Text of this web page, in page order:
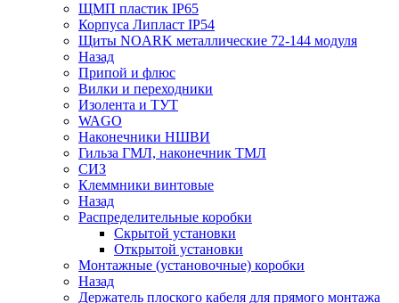
ЩМП пластик IP65
Корпуса Липласт IP54
Щиты NOARK металлические 72-144 модуля
Назад
Припой и флюс
Вилки и переходники
Изолента и ТУТ
WAGO
Наконечники НШВИ
Гильза ГМЛ, наконечник ТМЛ
СИЗ
Клеммники винтовые
Назад
Распределительные коробки
Скрытой установки
Открытой установки
Монтажные (установочные) коробки
Назад
Держатель плоского кабеля для прямого монтажа